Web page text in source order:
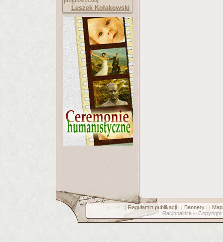
Leszek Kołakowski
[ Regulamin publikacji] [ Bannery] [
Racjonalista © Copyright